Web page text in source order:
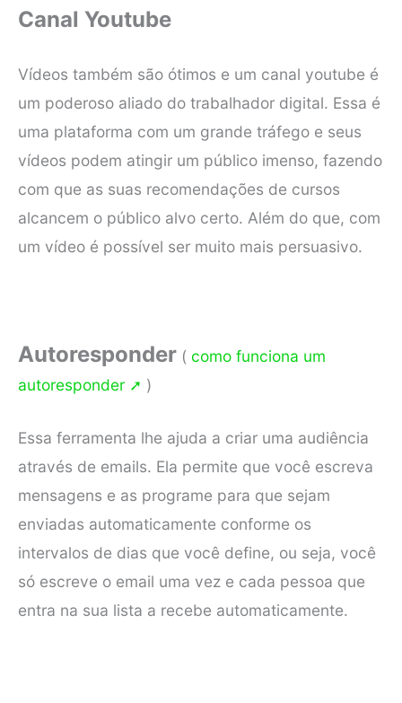
Canal Youtube
Vídeos também são ótimos e um canal youtube é
um poderoso aliado do trabalhador digital. Essa é
uma plataforma com um grande tráfego e seus
vídeos podem atingir um público imenso, fazendo
com que as suas recomendações de cursos
alcancem o público alvo certo. Além do que, com
um vídeo é possível ser muito mais persuasivo.
Autoresponder ( como funciona um
autoresponder ➚ )
Essa ferramenta lhe ajuda a criar uma audiência
através de emails. Ela permite que você escreva
mensagens e as programe para que sejam
enviadas automaticamente conforme os
intervalos de dias que você define, ou seja, você
só escreve o email uma vez e cada pessoa que
entra na sua lista a recebe automaticamente.